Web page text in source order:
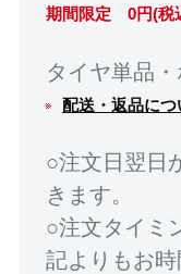
期間限定 0円(税
タイヤ単品
配送・返品に
○注文日翌日
きます。
○注文タイミ
記よりもお